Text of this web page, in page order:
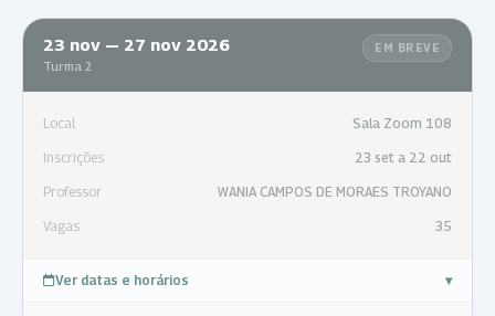
23 nov — 27 nov 2026
Turma 2
EM BREVE
Local Sala Zoom 108
Inscrições 23 set a 22 out
Professor WANIA CAMPOS DE MORAES TROYANO
Vagas 35
Ver datas e horários ▾